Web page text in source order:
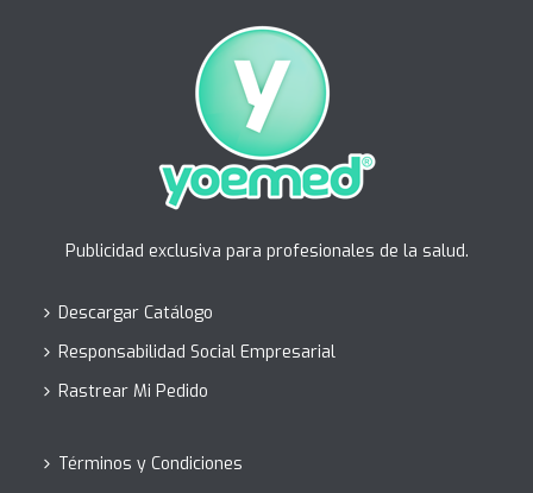
Publicidad exclusiva para profesionales de la salud.
Descargar Catálogo
Responsabilidad Social Empresarial
Rastrear Mi Pedido
Términos y Condiciones